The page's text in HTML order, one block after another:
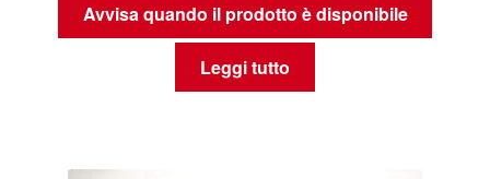
Avvisa quando il prodotto è disponibile
Leggi tutto